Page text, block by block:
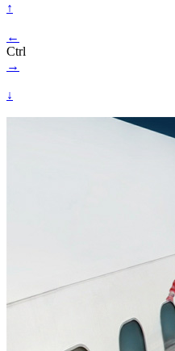
↑
←
Ctrl
→
↓